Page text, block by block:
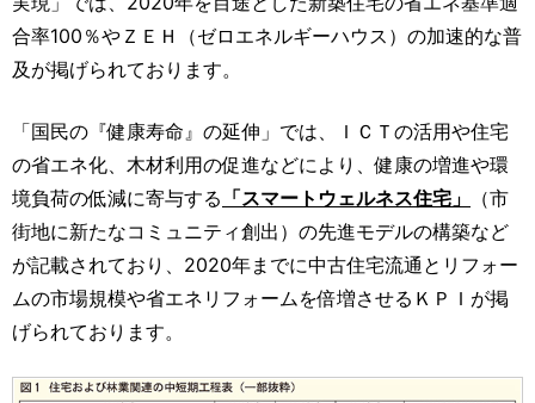
合率100％やＺＥＨ（ゼロエネルギーハウス）の加速的な普
及が掲げられております。
「国民の『健康寿命』の延伸」では、ＩＣＴの活用や住宅
の省エネ化、木材利用の促進などにより、健康の増進や環
境負荷の低減に寄与する 「スマートウェルネス住宅」
（市
街地に新たなコミュニティ創出）の先進モデルの構築など
が記載されており、2020年までに中古住宅流通とリフォー
ムの市場規模や省エネリフォームを倍増させるＫＰＩが掲
げられております。